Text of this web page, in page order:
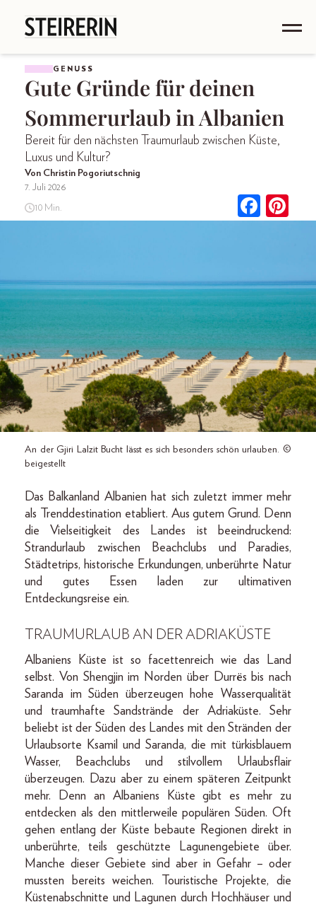
GENUSS
Gute Gründe für deinen
Sommerurlaub in Albanien
Bereit für den nächsten Traumurlaub zwischen Küste,
Luxus und Kultur?
Von Christin Pogoriutschnig
7. Juli 2026
10 Min.
An der Gjiri Lalzit Bucht lässt es sich besonders schön urlauben. ©
beigestellt
Das Balkanland Albanien hat sich zuletzt immer mehr
als Trenddestination etabliert. Aus gutem Grund. Denn
die Vielseitigkeit des Landes ist beeindruckend:
Strandurlaub zwischen Beachclubs und Paradies,
Städtetrips, historische Erkundungen, unberührte Natur
und gutes Essen laden zur ultimativen
Entdeckungsreise ein.
TRAUMURLAUB AN DER ADRIAKÜSTE
Albaniens Küste ist so facettenreich wie das Land
selbst. Von Shengjin im Norden über Durrës bis nach
Saranda im Süden überzeugen hohe Wasserqualität
und traumhafte Sandstrände der Adriaküste. Sehr
beliebt ist der Süden des Landes mit den Stränden der
Urlaubsorte Ksamil und Saranda, die mit türkisblauem
Wasser, Beachclubs und stilvollem Urlaubsflair
überzeugen. Dazu aber zu einem späteren Zeitpunkt
mehr. Denn an Albaniens Küste gibt es mehr zu
entdecken als den mittlerweile populären Süden. Oft
gehen entlang der Küste bebaute Regionen direkt in
unberührte, teils geschützte Lagunengebiete über.
Manche dieser Gebiete sind aber in Gefahr – oder
mussten bereits weichen. Touristische Projekte, die
Küstenabschnitte und Lagunen durch Hochhäuser und